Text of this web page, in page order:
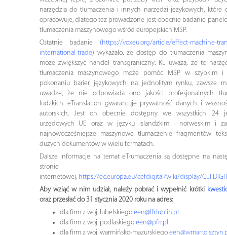
narzędzia do tłumaczenia i innych narzędzi językowych, które
opracowuje, dlatego też prowadzone jest obecnie badanie
tłumaczenia maszynowego wśród europejskich MŚP.
Ostatnie badanie (https://voxeu.org/article/effect-machine-
international-trade) wykazało, że dostęp do tłumaczenia
może zwiększyć handel transgraniczny. KE uważa, że to
tłumaczenia maszynowego może pomóc MŚP w szybkim i
pokonaniu barier językowych na jednolitym rynku, zawsze
uwadze, że nie odpowiada ono jakości profesjonalnych
ludzkich. eTranslation gwarantuje prywatność danych i
autorskich. Jest on obecnie dostępny we wszystkich 24
urzędowych UE oraz w języku islandzkim i norweskim i
najnowocześniejsze maszynowe tłumaczenie fragmentów
dużych dokumentów w wielu formatach.
Dalsze informacje na temat eTłumaczenia są dostępne na
stronie
internetowej: https://ec.europa.eu/cefdigital/wiki/display/
Aby wziąć w nim udział, należy pobrać i wypełnić krótki
oraz przesłać do 31 stycznia 2020 roku na adres:
dla firm z woj. lubelskiego een@lfr.lublin.pl
dla firm z woj. podlaskiego een@pfrr.pl
dla firm z woj. warmińsko-mazurskiego